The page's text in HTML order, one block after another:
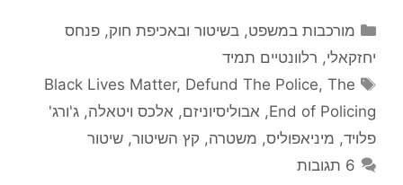
קטגוריות
מורכבות במשפט, בשיטור ובאכיפת חוק,פנחס
יחזקאלי, רלוונטיים תמיד
תגיות
Black Lives Matter, Defund The Police, The
End of Policing
, אבוליסיוניזם, אלכס ויטאלה, ג'ורג'
פלויד, מיניאפוליס, משטרה, קץ השיטור, שיטור
6 תגובות